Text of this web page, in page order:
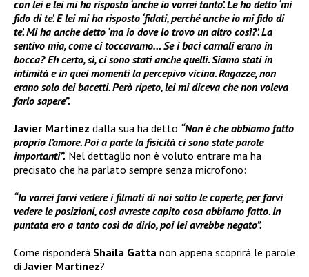
con lei e lei mi ha risposto ‘anche io vorrei tanto’. Le ho detto ‘mi
fido di te’. E lei mi ha risposto ‘fidati, perché anche io mi fido di
te’. Mi ha anche detto ‘ma io dove lo trovo un altro così?’. La
sentivo mia, come ci toccavamo… Se i baci carnali erano in
bocca? Eh certo, sì, ci sono stati anche quelli. Siamo stati in
intimità e in quei momenti la percepivo vicina. Ragazze, non
erano solo dei bacetti. Però ripeto, lei mi diceva che non voleva
farlo sapere”.
Javier Martinez dalla sua ha detto “Non è che abbiamo fatto
proprio l’amore. Poi a parte la fisicità ci sono state parole
importanti”. Nel dettaglio non è voluto entrare ma ha
precisato che ha parlato sempre senza microfono:
“Io vorrei farvi vedere i filmati di noi sotto le coperte, per farvi
vedere le posizioni, così avreste capito cosa abbiamo fatto. In
puntata ero a tanto così da dirlo, poi lei avrebbe negato”.
Come risponderà Shaila Gatta non appena scoprirà le parole
diJavier Martinez?